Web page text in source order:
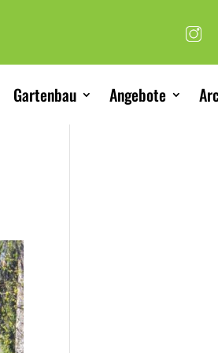
Gartenbau Angebote